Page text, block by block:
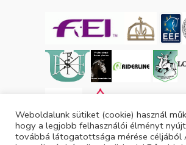
Weboldalunk sütiket (cookie) használ
hogy a legjobb felhasználói élményt
továbbá látogatottsága mérése céljából